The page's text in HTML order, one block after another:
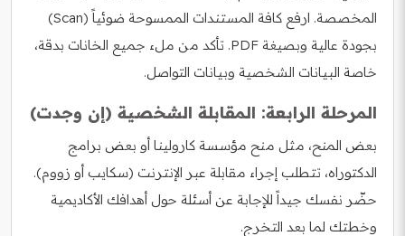
المخصصة. ارفع كافة المستندات الممسوحة ضوئياً (Scan)
بجودة عالية وبصيغة PDF. تأكد من ملء جميع الخانات بدقة،
خاصة البيانات الشخصية وبيانات التواصل.
المرحلة الرابعة: المقابلة الشخصية (إن وجدت)
بعض المنح، مثل منح مؤسسة كارولينا أو بعض برامج
الدكتوراه، تتطلب إجراء مقابلة عبر الإنترنت (سكايب أو زووم).
حضّر نفسك جيداً للإجابة عن أسئلة حول أهدافك الأكاديمية
وخطتك لما بعد التخرج.